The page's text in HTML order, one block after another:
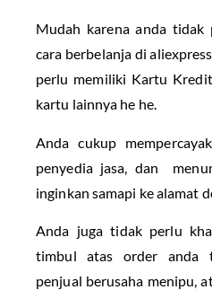
Mudah karena anda tidak
cara berbelanja di
perlu memiliki Kartu
kartu lainnya he he.
Anda cukup
penyedia jasa, dan
inginkan samapi ke alamat
Anda juga tidak perlu
timbul atas order anda
penjual berusaha menipu,